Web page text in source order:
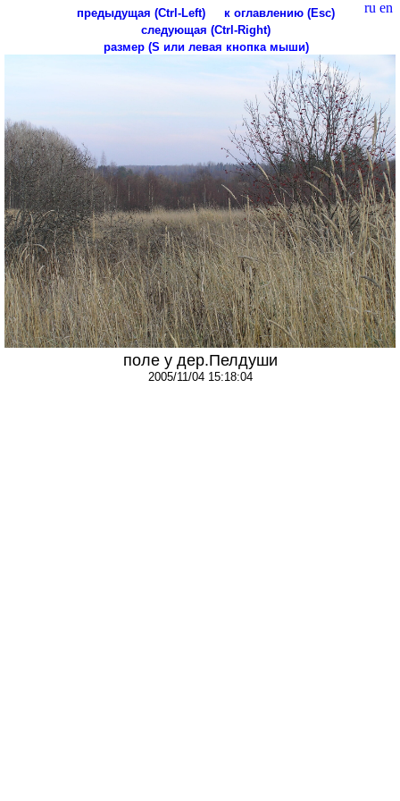
ru en
предыдущая (Ctrl-Left)
к оглавлению (Esc)
следующая (Ctrl-Right)
размер (S или левая кнопка мыши)
поле у дер.Пелдуши
2005/11/04 15:18:04